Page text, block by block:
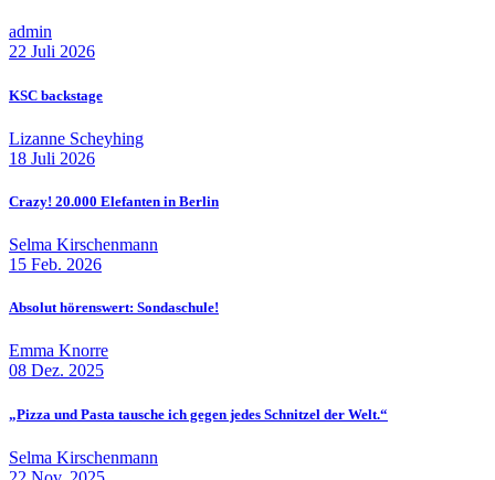
admin
22 Juli 2026
KSC backstage
Lizanne Scheyhing
18 Juli 2026
Crazy! 20.000 Elefanten in Berlin
Selma Kirschenmann
15 Feb. 2026
Absolut hörenswert: Sondaschule!
Emma Knorre
08 Dez. 2025
„Pizza und Pasta tausche ich gegen jedes Schnitzel der Welt.“
Selma Kirschenmann